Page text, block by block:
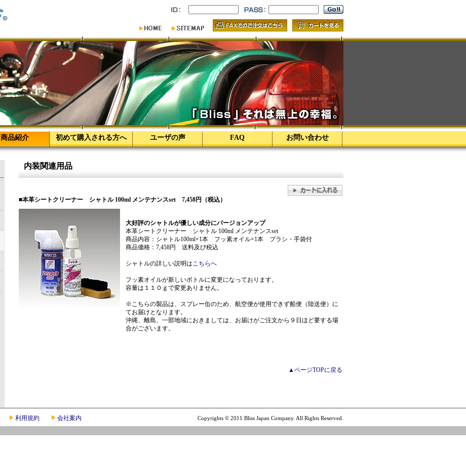
商品紹介 初めて購入される方へ ユーザの声 FAQ お問い合わせ
内装関連用品
■本革シートクリーナー シャトル 100ml メンテナンスset 7,458円（税込）
大好評のシャトルが優しい成分にバージョンアップ
本革シートクリーナー シャトル 100ml メンテナンスset
商品内容：シャトル100ml×1本 フッ素オイル×1本 ブラシ・手袋付
商品価格：7,458円 送料及び税込
シャトルの詳しい説明はこちらへ
フッ素オイルが新しいボトルに変更になっております。
容量は１１０ｇで変更ありません。
※こちらの製品は、スプレー缶のため、航空便が使用できず船便（陸送便）に
てお届けとなります。
沖縄、離島、一部地域におきましては、お届けがご注文から９日ほど要する場
合がございます。
▲ページTOPに戻る
利用規約 会社案内 Copyrights © 2011 Bliss Japan Company. All Rights Reserved.